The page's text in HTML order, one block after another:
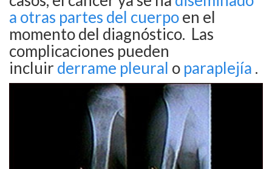
a otras partes del cuerpoen el
momento del diagnóstico. Las
complicaciones pueden
incluir derrame pleural o paraplejía .